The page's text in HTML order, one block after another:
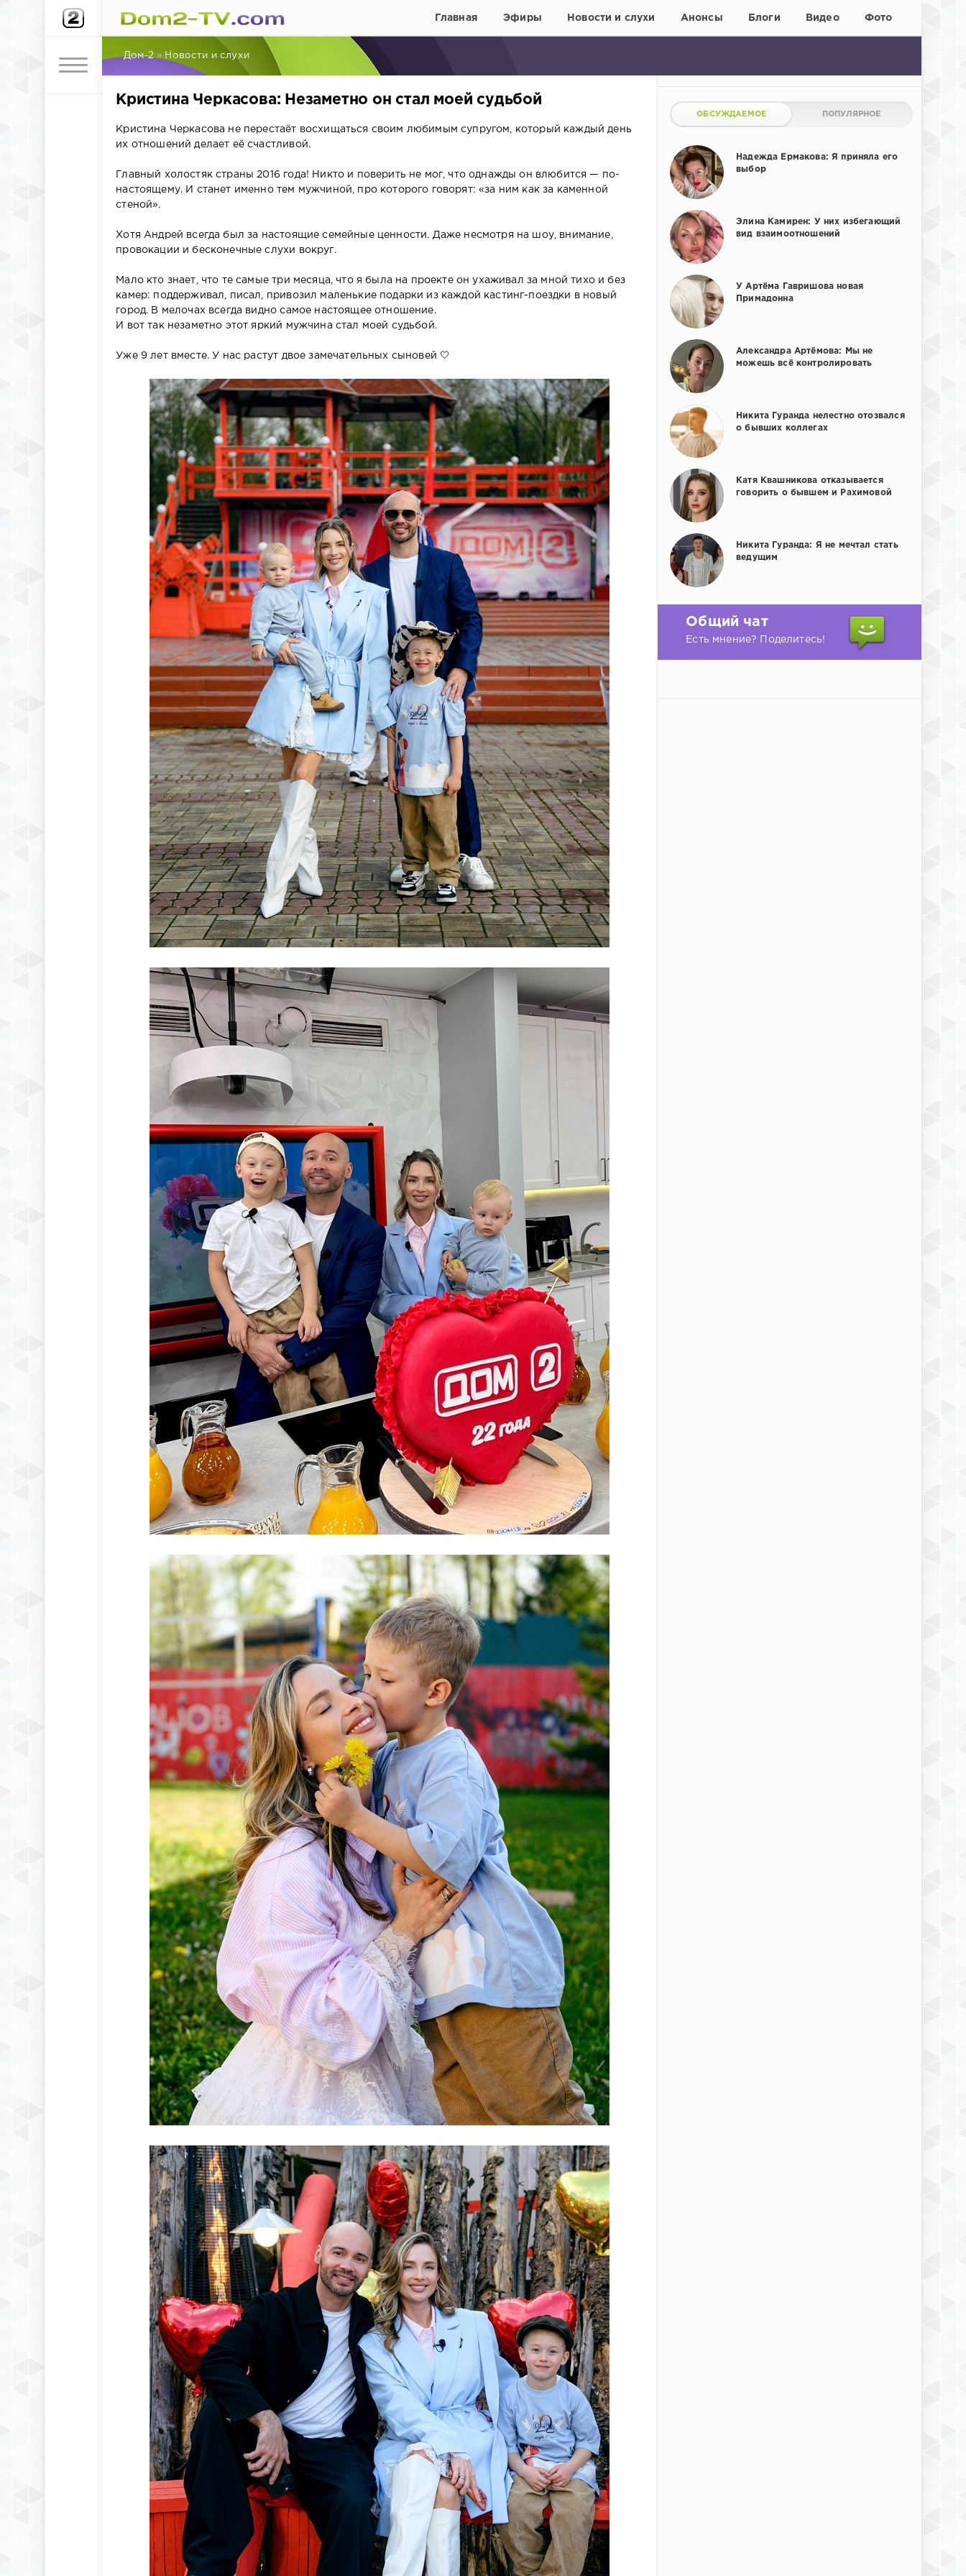
Главная Эфиры Новости и слухи Анонсы Блоги Видео Фото
Дом-2 » Новости и слухи
Кристина Черкасова: Незаметно он стал моей судьбой
Кристина Черкасова не перестаёт восхищаться своим любимым супругом, который каждый день
их отношений делает её счастливой.
Главный холостяк страны 2016 года! Никто и поверить не мог, что однажды он влюбится — по-
настоящему. И станет именно тем мужчиной, про которого говорят: «за ним как за каменной
стеной».
Хотя Андрей всегда был за настоящие семейные ценности. Даже несмотря на шоу, внимание,
провокации и бесконечные слухи вокруг.
Мало кто знает, что те самые три месяца, что я была на проекте он ухаживал за мной тихо и без
камер: поддерживал, писал, привозил маленькие подарки из каждой кастинг-поездки в новый
город. В мелочах всегда видно самое настоящее отношение.
И вот так незаметно этот яркий мужчина стал моей судьбой.
Уже 9 лет вместе. У нас растут двое замечательных сыновей 🤍
ОБСУЖДАЕМОЕ ПОПУЛЯРНОЕ
Надежда Ермакова: Я приняла его
выбор
Элина Камирен: У них избегающий
вид взаимоотношений
У Артёма Гавришова новая
Примадонна
Александра Артёмова: Мы не
можешь всё контролировать
Никита Гуранда нелестно отозвался
о бывших коллегах
Катя Квашникова отказывается
говорить о бывшем и Рахимовой
Никита Гуранда: Я не мечтал стать
ведущим
Общий чат
Есть мнение? Поделитесь!